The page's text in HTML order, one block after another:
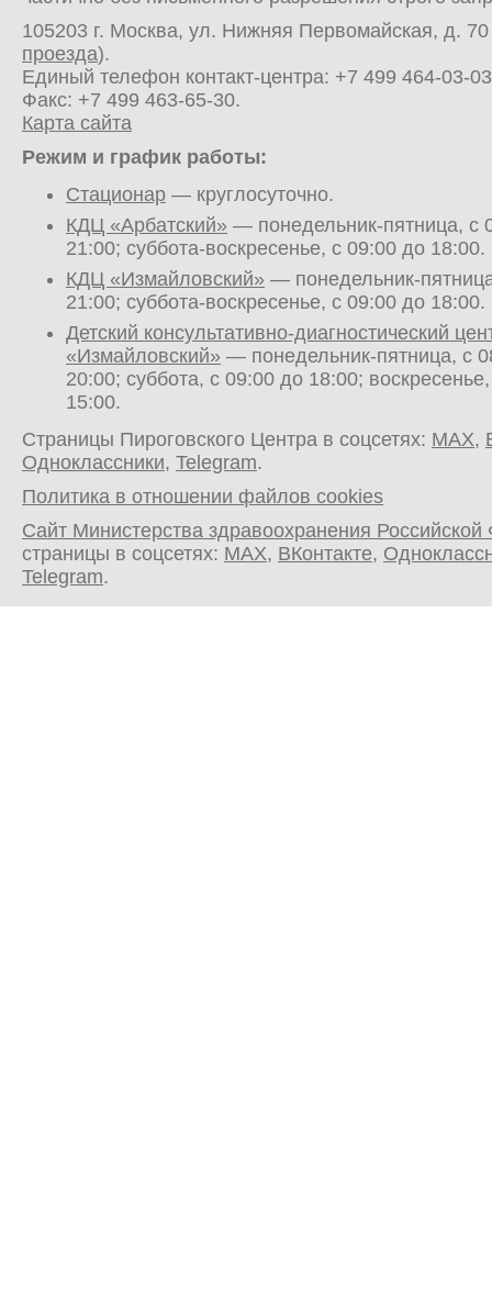
105203 г. Москва, ул. Нижняя Первомайская, д.
проезда).
Единый телефон контакт-центра: +7 499 464-03-03
Факс: +7 499 463-65-30.
Карта сайта
Режим и график работы:
Стационар — круглосуточно.
КДЦ «Арбатский» — понедельник-пятница, с
21:00; суббота-воскресенье, с 09:00 до 18:00.
КДЦ «Измайловский» — понедельник-
21:00; суббота-воскресенье, с 09:00 до 18:00.
Детский консультативно-диагностический
«Измайловский» — понедельник-пятница, с
20:00; суббота, с 09:00 до 18:00;
15:00.
Страницы Пироговского Центра в соцсетях: MAX,
Одноклассники, Telegram.
Политика в отношении файлов cookies
Сайт Министерства здравоохранения
страницы в соцсетях: MAX, ВКонтакте,
Telegram.